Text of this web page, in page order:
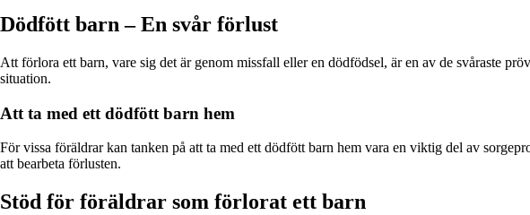
Dödfött barn – En svår förlust
Att förlora ett barn, vare sig det är genom missfall eller en dödfödsel, är en av de svåraste
situation.
Att ta med ett dödfött barn hem
För vissa föräldrar kan tanken på att ta med ett dödfött barn hem vara en viktig del av
att bearbeta förlusten.
Stöd för föräldrar som förlorat ett barn